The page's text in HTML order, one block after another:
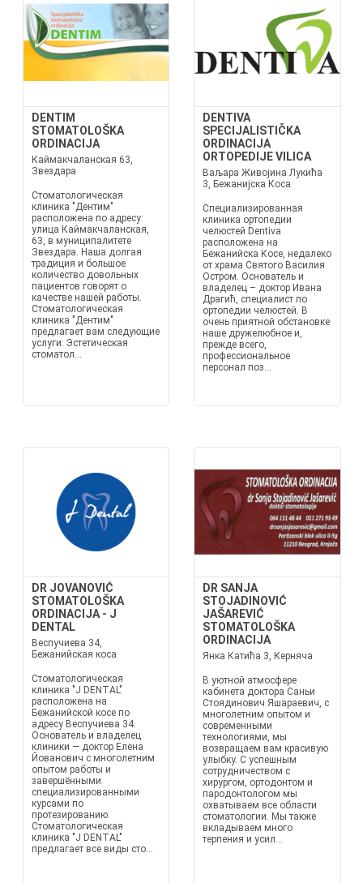
DENTIM
STOMATOLOŠKA
ORDINACIJA
Каймакчаланская 63,
Звездара
Стоматологическая
клиника "Дентим"
расположена по адресу:
улица Каймакчаланская,
63, в муниципалитете
Звездара. Наша долгая
традиция и большое
количество довольных
пациентов говорят о
качестве нашей работы.
Стоматологическая
клиника "Дентим"
предлагает вам следующие
услуги: Эстетическая
стоматол...
DENTIVA
SPECIJALISTIČKA
ORDINACIJA
ORTOPEDIJE VILICA
Ваљара Живојина Лукића
3, Бежанијска Коса
Специализированная
клиника ортопедии
челюстей Dentiva
расположена на
Бежанийска Косе, недалеко
от храма Святого Василия
Остром. Основатель и
владелец – доктор Ивана
Драгић, специалист по
ортопедии челюстей. В
очень приятной обстановке
наше дружелюбное и,
прежде всего,
профессиональное
персонал поз...
DR JOVANOVIĆ
STOMATOLOŠKA
ORDINACIJA - J
DENTAL
Веспучиева 34,
Бежанийская коса
Стоматологическая
клиника "J DENTAL"
расположена на
Бежанийской косе по
адресу Веспучиева 34.
Основатель и владелец
клиники — доктор Елена
Йованович с многолетним
опытом работы и
завершёнными
специализированными
курсами по
протезированию.
Стоматологическая
клиника "J DENTAL"
предлагает все виды сто...
DR SANJA
STOJADINOVIĆ
JAŠAREVIĆ
STOMATOLOŠKA
ORDINACIJA
Янка Катића 3, Керняча
В уютной атмосфере
кабинета доктора Саньи
Стоядинович Яшараевич, с
многолетним опытом и
современными
технологиями, мы
возвращаем вам красивую
улыбку. С успешным
сотрудничеством с
хирургом, ортодонтом и
пародонтологом мы
охватываем все области
стоматологии. Мы также
вкладываем много
терпения и усил...